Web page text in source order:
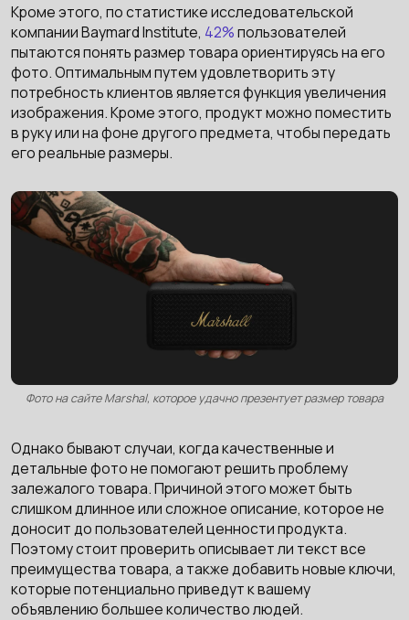
Кроме этого, по статистике исследовательской
компании Baymard Institute, 42%пользователей
пытаются понять размер товара ориентируясь на его
фото. Оптимальным путем удовлетворить эту
потребность клиентов является функция увеличения
изображения. Кроме этого, продукт можно поместить
в руку или на фоне другого предмета, чтобы передать
его реальные размеры.
Фото на сайте Marshal, которое удачно презентует размер товара
Однако бывают случаи, когда качественные и
детальные фото не помогают решить проблему
залежалого товара. Причиной этого может быть
слишком длинное или сложное описание, которое не
доносит до пользователей ценности продукта.
Поэтому стоит проверить описывает ли текст все
преимущества товара, а также добавить новые ключи,
которые потенциально приведут к вашему
объявлению большее количество людей.